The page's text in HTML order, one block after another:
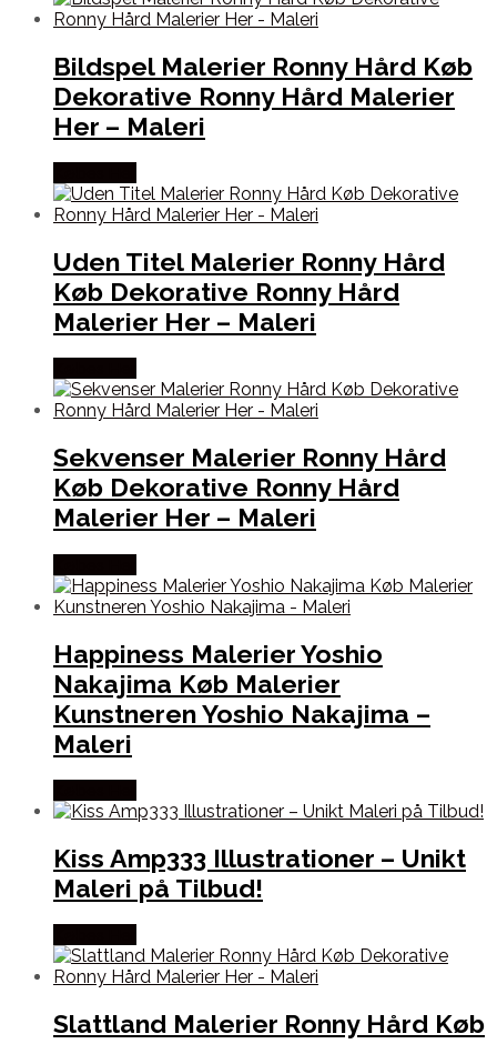
Bildspel Malerier Ronny Hård Køb
Dekorative Ronny Hård Malerier
Her – Maleri
Uden Titel Malerier Ronny Hård
Køb Dekorative Ronny Hård
Malerier Her – Maleri
Sekvenser Malerier Ronny Hård
Køb Dekorative Ronny Hård
Malerier Her – Maleri
Happiness Malerier Yoshio
Nakajima Køb Malerier
Kunstneren Yoshio Nakajima –
Maleri
Kiss Amp333 Illustrationer – Unikt
Maleri på Tilbud!
Slattland Malerier Ronny Hård Køb